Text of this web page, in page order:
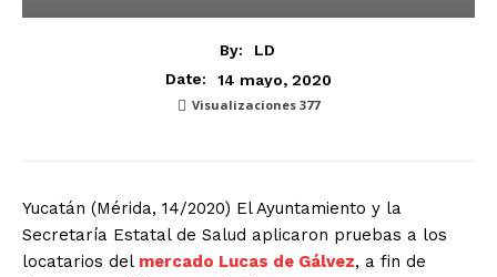
By:
LD
Date:
14 mayo, 2020
Visualizaciones 377
Yucatán (Mérida, 14/2020) El Ayuntamiento y la
Secretaría Estatal de Salud aplicaron pruebas a los
locatarios del mercado Lucas de Gálvez, a fin de